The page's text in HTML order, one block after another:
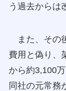
う過去からは
また、その
費用と偽り、
から約3,100
同社の元常務